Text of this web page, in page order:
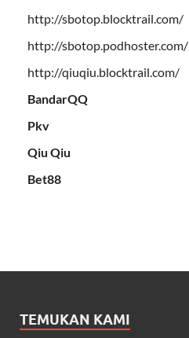
http://sbotop.blocktrail.com/
http://sbotop.podhoster.com/
http://qiuqiu.blocktrail.com/
BandarQQ
Pkv
Qiu Qiu
Bet88
TEMUKAN KAMI